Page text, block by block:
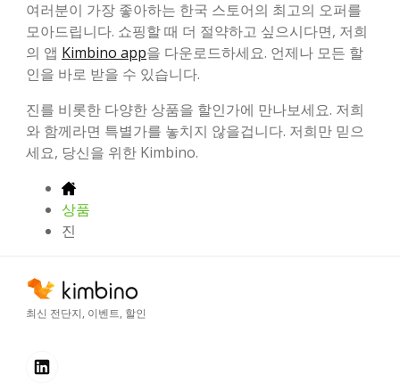
여러분이 가장 좋아하는 한국 스토어의 최고의 오퍼를
모아드립니다. 쇼핑할 때 더 절약하고 싶으시다면, 저희
의 앱 Kimbino app을 다운로드하세요. 언제나 모든 할
인을 바로 받을 수 있습니다.
진를 비롯한 다양한 상품을 할인가에 만나보세요. 저희
와 함께라면 특별가를 놓치지 않을겁니다. 저희만 믿으
세요, 당신을 위한 Kimbino.
상품
진
최신 전단지, 이벤트, 할인